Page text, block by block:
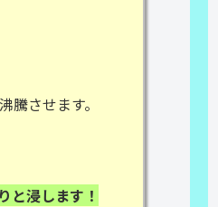
させます。
と浸します！